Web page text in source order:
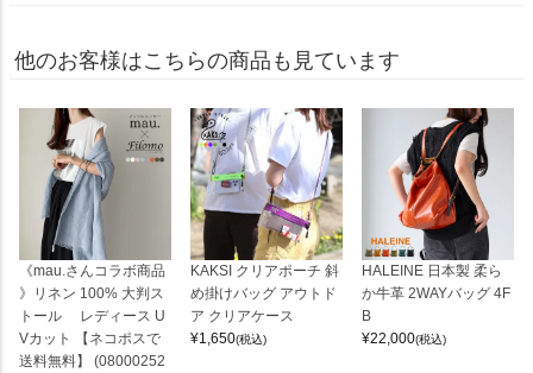
他のお客様はこちらの商品も見ています
《mau.さんコラボ商品
》リネン 100% 大判ス
トール レディース U
Vカット 【ネコポスで
送料無料】 (08000252
KAKSI クリアポーチ 斜
め掛けバッグ アウトド
ア クリアケース
¥1,650(税込)
HALEINE 日本製 柔ら
か牛革 2WAYバッグ 4F
B
¥22,000(税込)